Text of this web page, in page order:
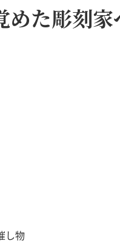
めた彫刻
し物